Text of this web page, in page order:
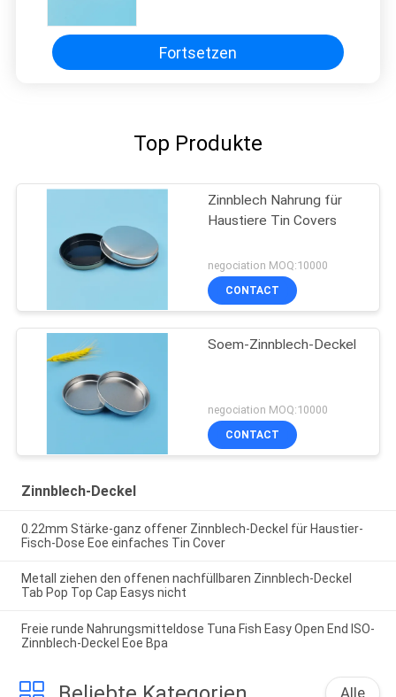
Fortsetzen
Top Produkte
Zinnblech Nahrung für
Haustiere Tin Covers
negociation MOQ:10000
CONTACT
Soem-Zinnblech-Deckel
negociation MOQ:10000
CONTACT
Zinnblech-Deckel
0.22mm Stärke-ganz offener Zinnblech-Deckel für Haustier-
Fisch-Dose Eoe einfaches Tin Cover
Metall ziehen den offenen nachfüllbaren Zinnblech-Deckel
Tab Pop Top Cap Easys nicht
Freie runde Nahrungsmitteldose Tuna Fish Easy Open End ISO-
Zinnblech-Deckel Eoe Bpa
Alle